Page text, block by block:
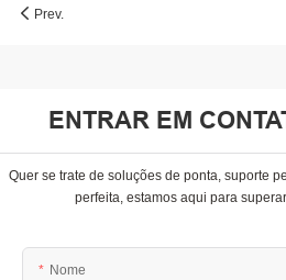
Prev.
ENTRAR EM
Quer se trate de soluções de ponta, suporte
perfeita, estamos aqui para
Nome